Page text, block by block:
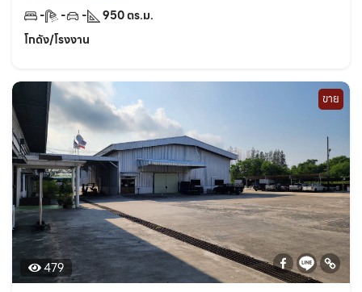
- - - 950ตร.ม.
โกดัง/โรงงาน
ขาย
479